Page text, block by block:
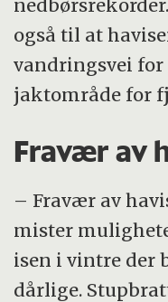
også til at
vandringsvei
jaktområde for
Fravær av
– Fravær av
mister
isen i vintre der
dårlige.